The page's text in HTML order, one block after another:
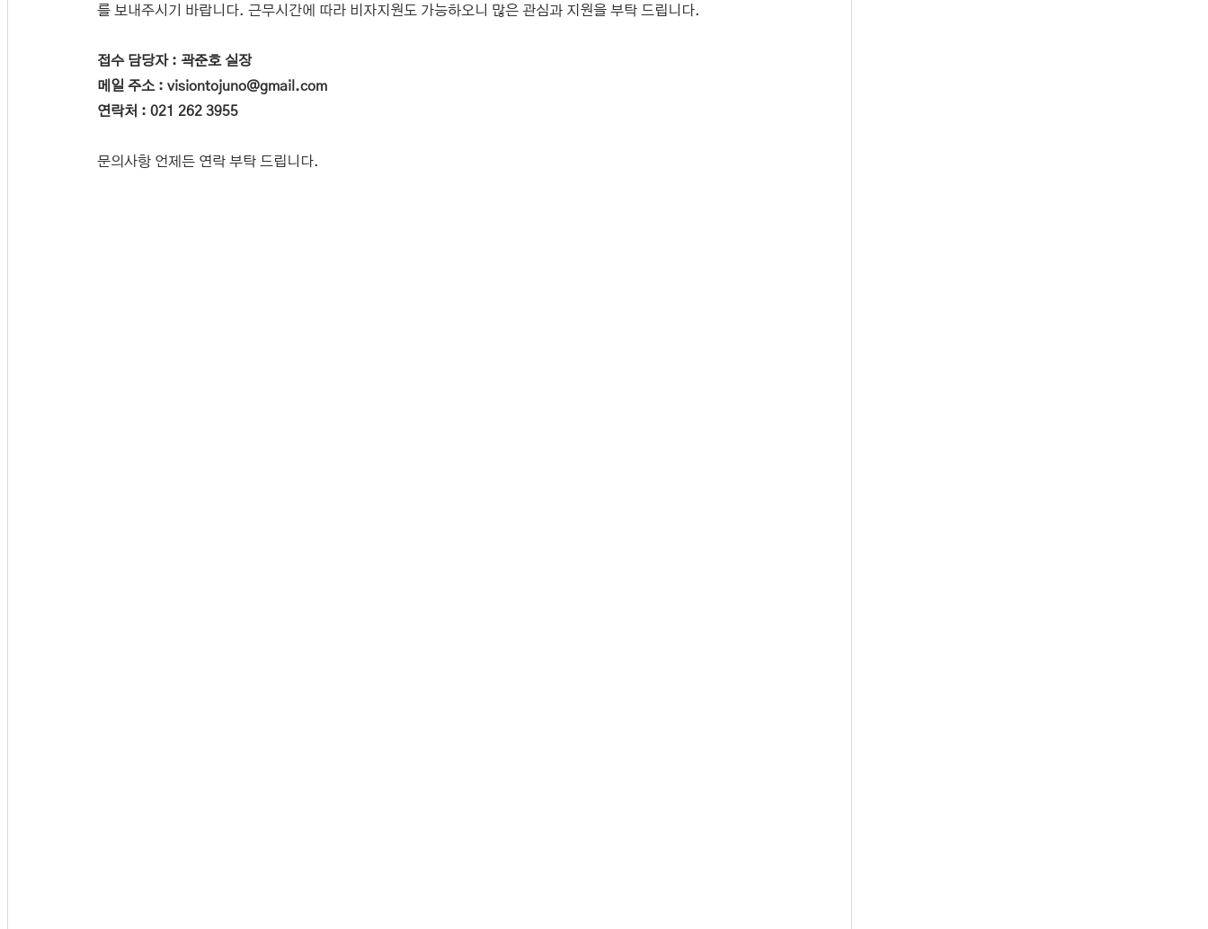
를 보내주시기 바랍니다. 근무시간에 따라 비자지원도 가능하오니 많은 관심과 지원을 부탁 드립니다.
접수 담당자 : 곽준호 실장
메일 주소 : visiontojuno@gmail.com
연락처 : 021 262 3955
문의사항 언제든 연락 부탁 드립니다.